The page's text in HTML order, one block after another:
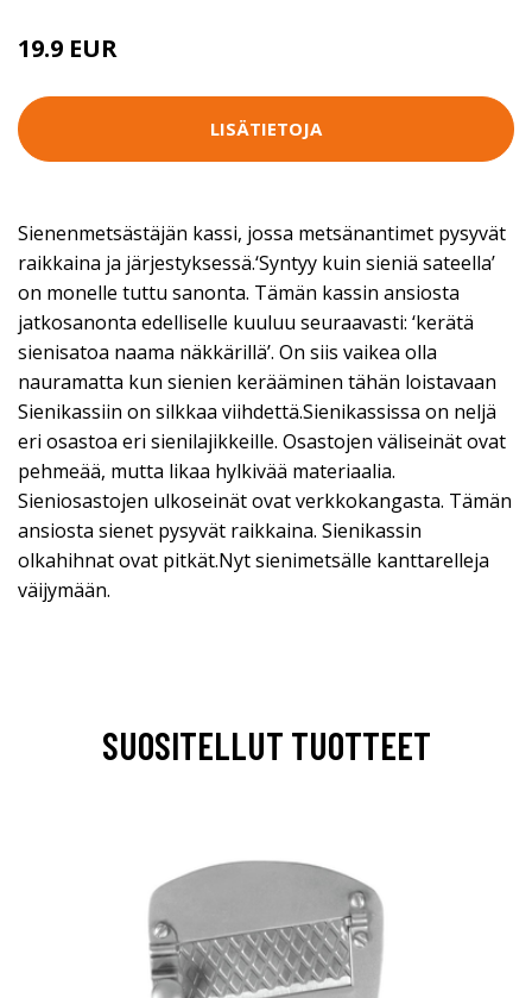
19.9 EUR
LISÄTIETOJA
Sienenmetsästäjän kassi, jossa metsänantimet pysyvät
raikkaina ja järjestyksessä.‘Syntyy kuin sieniä sateella’
on monelle tuttu sanonta. Tämän kassin ansiosta
jatkosanonta edelliselle kuuluu seuraavasti: ‘kerätä
sienisatoa naama näkkärillä’. On siis vaikea olla
nauramatta kun sienien kerääminen tähän loistavaan
Sienikassiin on silkkaa viihdettä.Sienikassissa on neljä
eri osastoa eri sienilajikkeille. Osastojen väliseinät ovat
pehmeää, mutta likaa hylkivää materiaalia.
Sieniosastojen ulkoseinät ovat verkkokangasta. Tämän
ansiosta sienet pysyvät raikkaina. Sienikassin
olkahihnat ovat pitkät.Nyt sienimetsälle kanttarelleja
väijymään.
SUOSITELLUT TUOTTEET